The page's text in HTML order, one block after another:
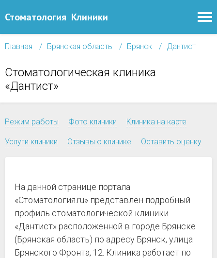
Стоматология Клиники
Главная Брянская область Брянск Дантист
Стоматологическая клиника
«Дантист»
Режим работы Фото клиники Клиника на карте
Услуги клиники Отзывы о клинике Оставить оценку
На данной странице портала
«Стоматология.ru» представлен подробный
профиль стоматологической клиники
«Дантист» расположенной в городе Брянске
(Брянская область) по адресу Брянск, улица
Брянского Фронта, 12. Клиника работает по